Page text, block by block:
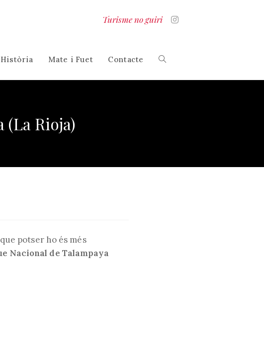
Turisme no guiri
Història Mate i Fuet Contacte Alterna
(La Rioja)
potser ho és més
Nacional de Talampaya